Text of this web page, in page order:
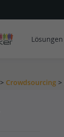
Lösungen
> Crowdsourcing >